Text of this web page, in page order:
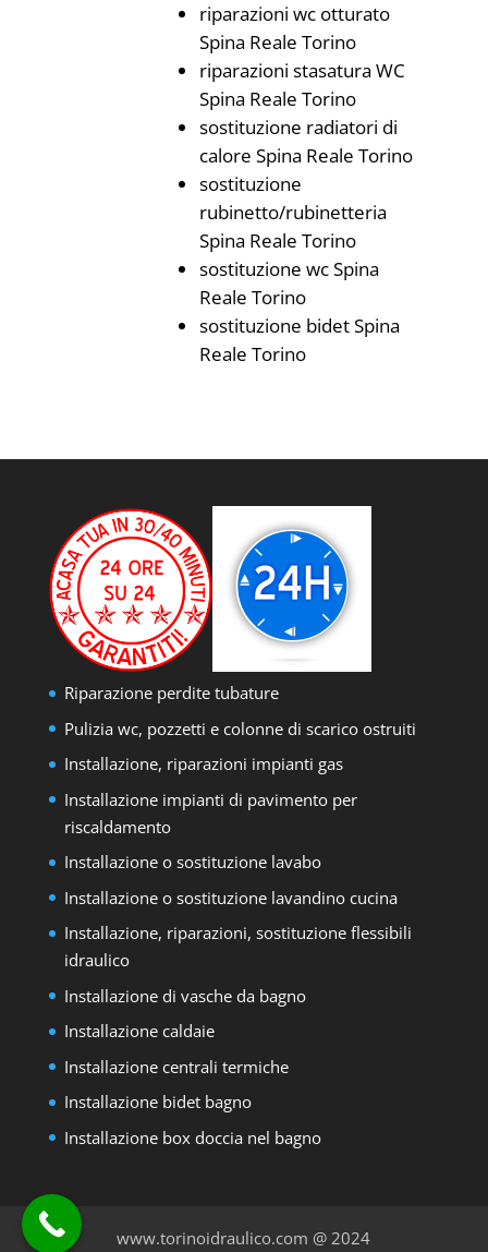
riparazioni wc otturato
Spina Reale Torino
riparazioni stasatura WC
Spina Reale Torino
sostituzione radiatori di
calore Spina Reale Torino
sostituzione
rubinetto/rubinetteria
Spina Reale Torino
sostituzione wc Spina
Reale Torino
sostituzione bidet Spina
Reale Torino
Riparazione perdite tubature
Pulizia wc, pozzetti e colonne di scarico ostruiti
Installazione, riparazioni impianti gas
Installazione impianti di pavimento per
riscaldamento
Installazione o sostituzione lavabo
Installazione o sostituzione lavandino cucina
Installazione, riparazioni, sostituzione flessibili
idraulico
Installazione di vasche da bagno
Installazione caldaie
Installazione centrali termiche
Installazione bidet bagno
Installazione box doccia nel bagno
www.torinoidraulico.com @ 2024